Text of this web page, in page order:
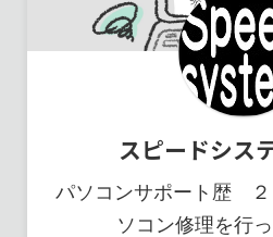
スピードシス
パソコンサポート歴 ２
ソコン修理を行